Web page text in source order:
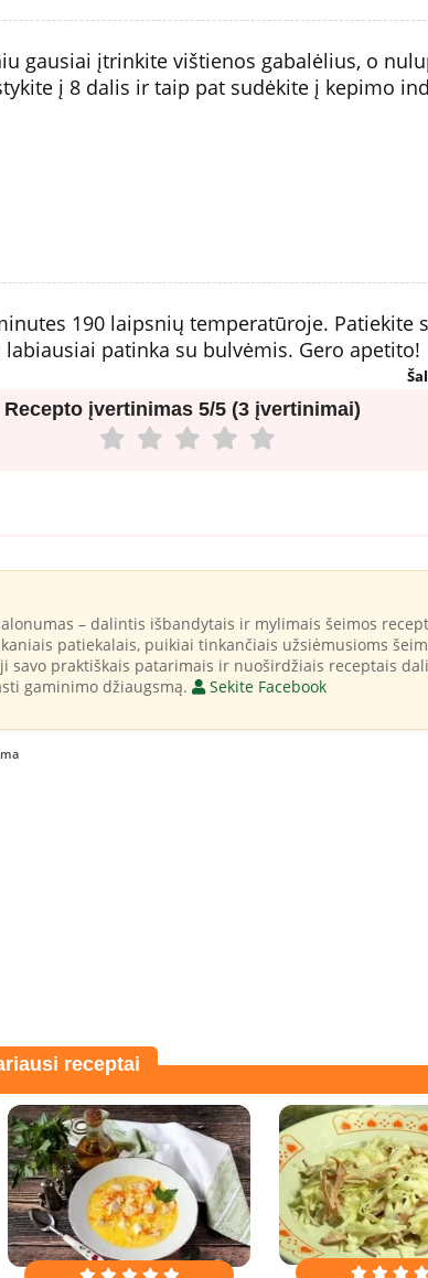
gausiai įtrinkite vištienos gabalėlius, o
į 8 dalis ir taip pat sudėkite į kepimo
190 laipsnių temperatūroje. Patiekite
labiausiai patinka su bulvėmis. Gero apetito!
Recepto įvertinimas 5/5 (3 įvertinimai)
– dalintis išbandytais ir mylimais šeimos
patiekalais, puikiai tinkančiais užsiėmusioms
praktiškais patarimais ir nuoširdžiais receptais
gaminimo džiaugsmą.
Sekite Facebook
receptai